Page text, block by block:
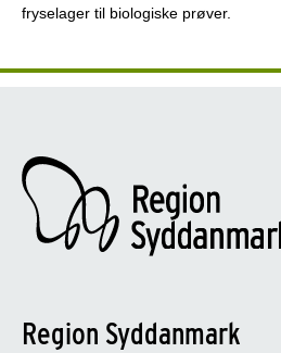
fryselager til biologiske prøver.
Region Syddanmark